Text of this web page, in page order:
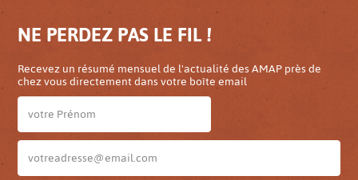
NE PERDEZ PAS LE FIL !
Recevez un résumé mensuel de l'actualité des AMAP près de
chez vous directement dans votre boîte email